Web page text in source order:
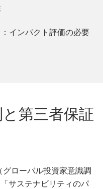
インパクト評価の必要
第三者保証
ローバル投資家意識調
サステナビリティのパ